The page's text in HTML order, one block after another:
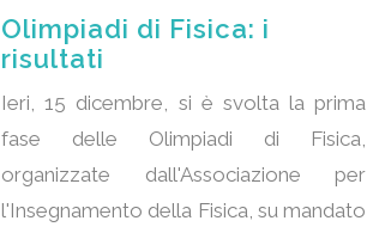
Olimpiadi di Fisica: i
risultati
Ieri, 15 dicembre, si è svolta la prima
fase delle Olimpiadi di Fisica,
organizzate dall'Associazione per
l'Insegnamento della Fisica, su mandato